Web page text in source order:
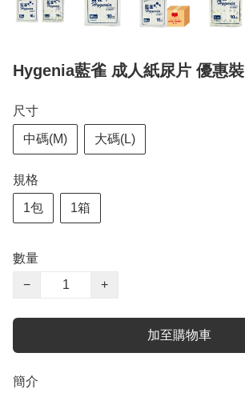
Hygenia藍雀 成人紙尿片 優惠裝
尺寸
中碼(M) 大碼(L)
規格
1包 1箱
數量
−
+
加至購物車
簡介